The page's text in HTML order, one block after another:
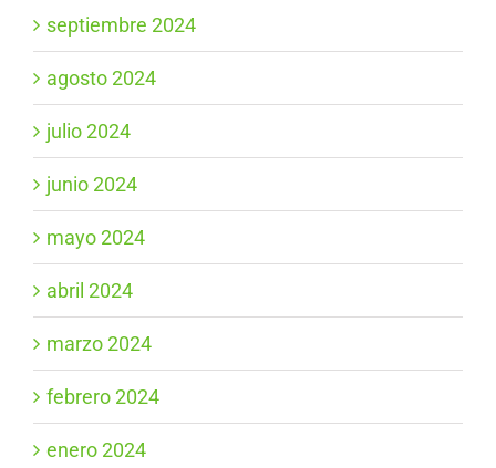
septiembre 2024
agosto 2024
julio 2024
junio 2024
mayo 2024
abril 2024
marzo 2024
febrero 2024
enero 2024